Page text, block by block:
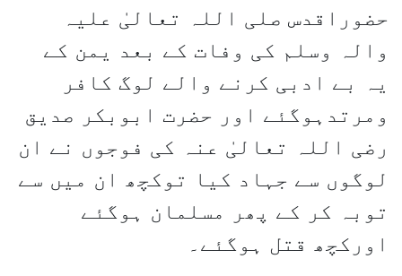
حضوراقدس صلی اللہ تعالیٰ علیہ
والہ وسلم کی وفات کے بعد یمن کے
یہ بے ادبی کرنے والے لوگ کافر
ومرتدہوگئے اور حضرت ابوبکر صدیق
رضی اللہ تعالیٰ عنہ کی فوجوں نے ان
لوگوں سے جہاد کیا توکچھ ان میں سے
توبہ کر کے پھر مسلمان ہوگئے
اورکچھ قتل ہوگئے۔